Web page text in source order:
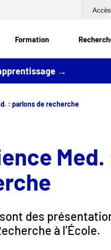
Formation
→
: parlons de recherche
Med.
des
à l’École.